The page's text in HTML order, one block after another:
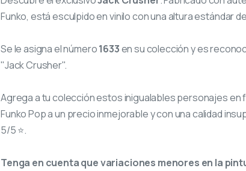
Funko, está esculpido en vinilo con una altura estándar
Se le asigna el número1633en su colección y es
"Jack Crusher".
Agrega a tu colección estos inigualables personajes en
Funko Pop a un precio inmejorable y con una calidad
5/5 ⭐.
Tenga en cuenta que variaciones menores en la